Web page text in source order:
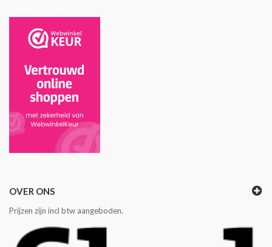
OVER ONS
Prijzen zijn incl btw aangeboden.